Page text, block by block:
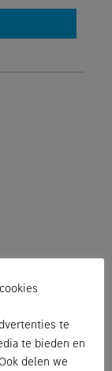
Executive
te
te bieden en
delen we